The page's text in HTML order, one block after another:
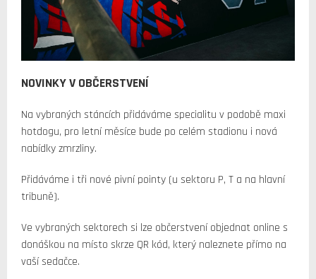
NOVINKY V OBČERSTVENÍ
Na vybraných stáncích přidáváme specialitu v podobě maxi
hotdogu, pro letní měsíce bude po celém stadionu i nová
nabídky zmrzliny.
Přidáváme i tři nové pivní pointy (u sektoru P, T a na hlavní
tribuně).
Ve vybraných sektorech si lze občerstvení objednat online s
donáškou na místo skrze QR kód, který naleznete přímo na
vaší sedačce.